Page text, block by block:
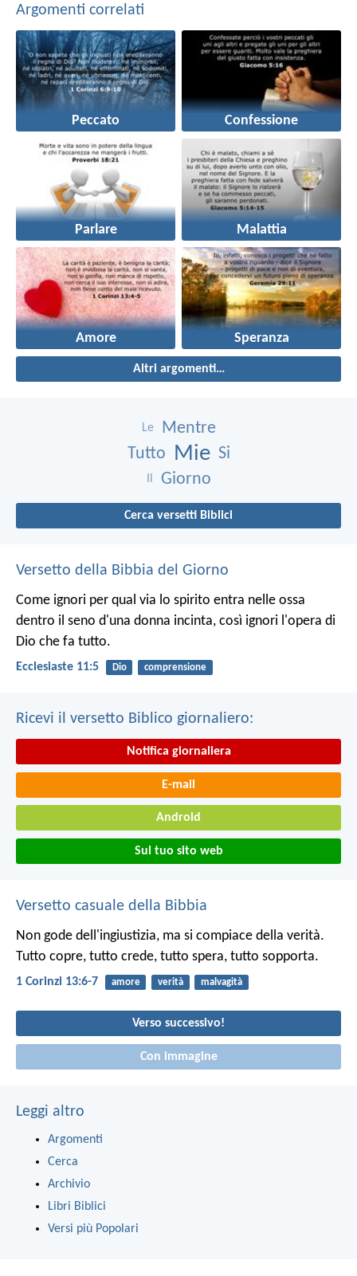
Argomenti correlati
Peccato Confessione
Parlare Malattia
Amore Speranza
Altri argomenti…
Le
Mentre
Tutto
Mie Si
Giorno
Cerca versetti Biblici
Versetto della Bibbia del Giorno
Come ignori per qual via lo spirito entra nelle ossa
dentro il seno d'una donna incinta, così ignori l'opera di
Dio che fa tutto.
Ecclesiaste 11:5 Dio comprensione
Ricevi il versetto Biblico giornaliero:
Notifica giornaliera
E-mail
Android
Sul tuo sito web
Versetto casuale della Bibbia
Non gode dell'ingiustizia, ma si compiace della verità.
Tutto copre, tutto crede, tutto spera, tutto sopporta.
1 Corinzi 13:6-7 amore verità malvagità
Verso successivo!
Con immagine
Leggi altro
Argomenti
Cerca
Archivio
Libri Biblici
Versi più Popolari